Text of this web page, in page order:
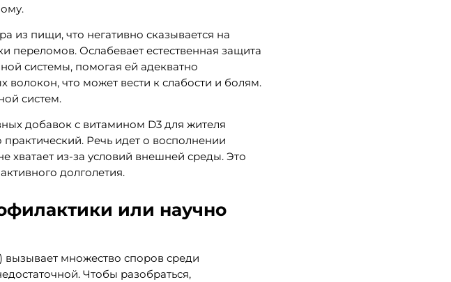
из пищи, что негативно сказывается на
переломов. Ослабевает естественная защита
системы, помогая ей адекватно
что может вести к слабости и болям.
систем.
добавок с витамином D3 для жителя
практический. Речь идет о восполнении
хватает из-за условий внешней среды. Это
долголетия.
или научно
множество споров среди
Чтобы разобраться,